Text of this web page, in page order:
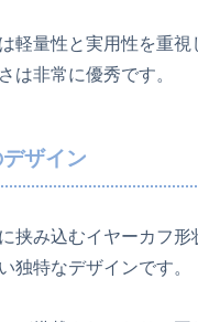
軽量性と実用性を重視
は非常に優秀です。
ザイン
挟み込むイヤーカフ形
独特なデザインです。